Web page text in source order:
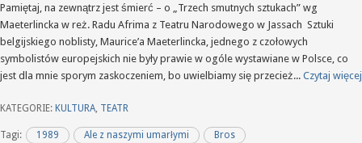
Pamiętaj, na zewnątrz jest śmierć – o „Trzech smutnych sztukach” wg
Maeterlincka w reż. Radu Afrima z Teatru Narodowego w Jassach Sztuki
belgijskiego noblisty, Maurice’a Maeterlincka, jednego z czołowych
symbolistów europejskich nie były prawie w ogóle wystawiane w Polsce, co
jest dla mnie sporym zaskoczeniem, bo uwielbiamy się przecież... Czytaj więcej
KATEGORIE: KULTURA TEATR
Tagi: 1989 Ale z naszymi umarłymi
Bros